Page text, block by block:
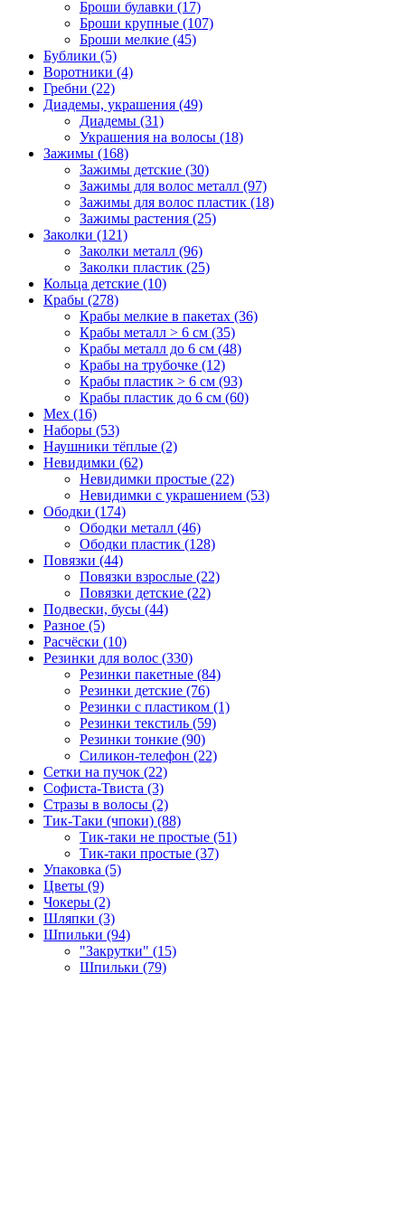
Броши булавки (17)
Броши крупные (107)
Броши мелкие (45)
Бублики (5)
Воротники (4)
Гребни (22)
Диадемы, украшения (49)
Диадемы (31)
Украшения на волосы (18)
Зажимы (168)
Зажимы детские (30)
Зажимы для волос металл (97)
Зажимы для волос пластик (18)
Зажимы растения (25)
Заколки (121)
Заколки металл (96)
Заколки пластик (25)
Кольца детские (10)
Крабы (278)
Крабы мелкие в пакетах (36)
Крабы металл > 6 см (35)
Крабы металл до 6 см (48)
Крабы на трубочке (12)
Крабы пластик > 6 см (93)
Крабы пластик до 6 см (60)
Мех (16)
Наборы (53)
Наушники тёплые (2)
Невидимки (62)
Невидимки простые (22)
Невидимки с украшением (53)
Ободки (174)
Ободки металл (46)
Ободки пластик (128)
Повязки (44)
Повязки взрослые (22)
Повязки детские (22)
Подвески, бусы (44)
Разное (5)
Расчёски (10)
Резинки для волос (330)
Резинки пакетные (84)
Резинки детские (76)
Резинки с пластиком (1)
Резинки текстиль (59)
Резинки тонкие (90)
Силикон-телефон (22)
Сетки на пучок (22)
Софиста-Твиста (3)
Стразы в волосы (2)
Тик-Таки (чпоки) (88)
Тик-таки не простые (51)
Тик-таки простые (37)
Упаковка (5)
Цветы (9)
Чокеры (2)
Шляпки (3)
Шпильки (94)
"Закрутки" (15)
Шпильки (79)